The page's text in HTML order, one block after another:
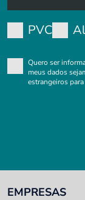
PVC
Quero ser
meus dados
estrangeiros
EMPRESAS